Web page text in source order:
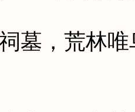
，荒林唯